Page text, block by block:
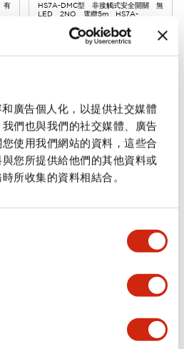
廣告個人化，以提供社交媒體
們也與我們的社交媒體、廣告
使用我們網站的資料，這些合
您所提供給他們的其他資料或
所收集的資料相結合。
有
HS7A-DMC型 非接觸式安全開關 無
LED 2NO 電纜5m HS7A-
HS7A-DMC型非接觸式安全開關
LED 2NO 電纜10m HS7A-